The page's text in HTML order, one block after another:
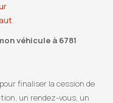
véhicule à 6781
finaliser la cession de
un rendez-vous, un